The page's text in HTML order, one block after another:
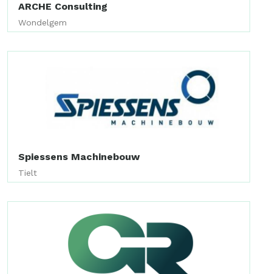
ARCHE Consulting
Wondelgem
Spiessens Machinebouw
Tielt